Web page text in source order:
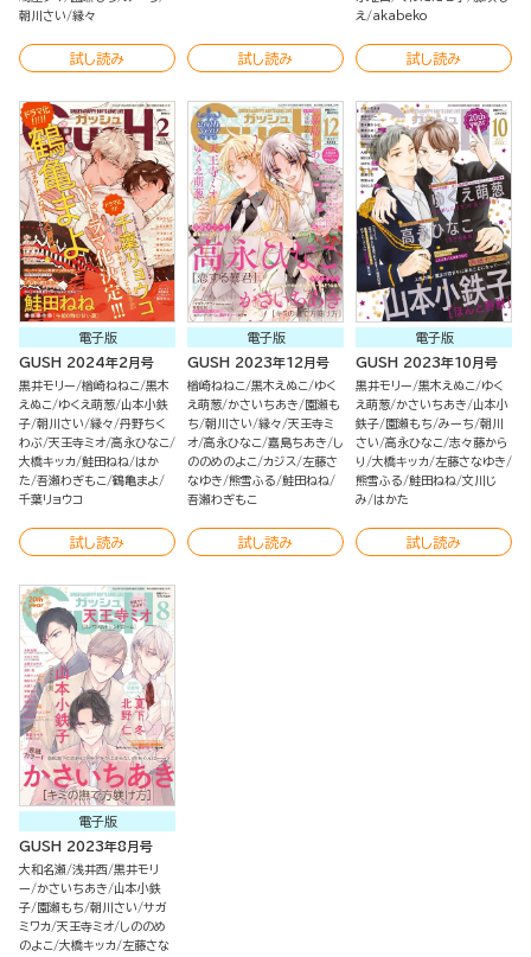
朝川さい 縁々
試し読み 試し読み
え
akabeko
試し読み
電子版
GUSH 2024年2月号
黒井モリー 楢崎ねねこ 黒木
えぬこ
ゆくえ萌葱 山本小鉄
子 朝川さい 縁々 丹野ちく
わぶ 天王寺ミオ 高永ひなこ
大橋キッカ 鮭田ねね
はか
た 吾瀬わぎもこ 鶴亀まよ
千葉リョウコ
試し読み
電子版
GUSH 2023年12月号
楢崎ねねこ 黒木えぬこ
ゆく
え萌葱 かさいちあき
園瀬も
ち 朝川さい 縁々 天王寺ミ
オ 高永ひなこ 嘉島ちあき
し
ののめのよこ カジス 左藤さ
なゆき 熊雪ふる 鮭田ねね
吾瀬わぎもこ
試し読み
電子版
GUSH 2023年10月号
黒井モリー 黒木えぬこ
ゆく
え萌葱 かさいちあき
山本小
鉄子 園瀬もち みーち 朝川
さい 高永ひなこ 志々藤から
り
大橋キッカ 左藤さなゆき
熊雪ふる 鮭田ねね 文川じ
み
はかた
試し読み
電子版
GUSH 2023年8月号
大和名瀬 浅井西 黒井モリ
ー
かさいちあき
山本小鉄
子 園瀬もち 朝川さい サガ
ミワカ 天王寺ミオ しののめ
のよこ 大橋キッカ 左藤さな